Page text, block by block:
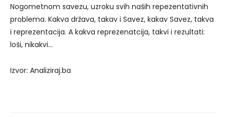
Nogometnom savezu, uzroku svih naših repezentativnih
problema. Kakva država, takav i Savez, kakav Savez, takva
i reprezentacija. A kakva reprezenatcija, takvi i rezultati:
loši, nikakvi…
Izvor: Analiziraj.ba